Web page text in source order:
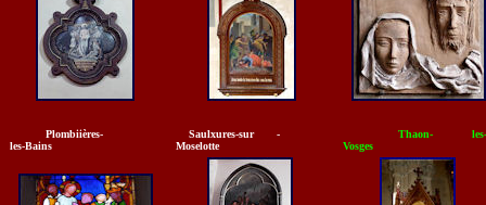
Plombiières-
les-Bains
Saulxures-sur -
Moselotte
Thaon- les-
Vosges